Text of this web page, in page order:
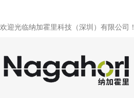
欢迎光临纳加霍里科技（深圳）有限公司！